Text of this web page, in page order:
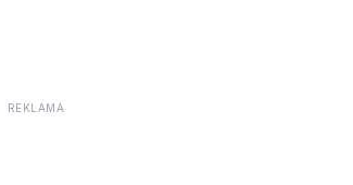
REKLAMA